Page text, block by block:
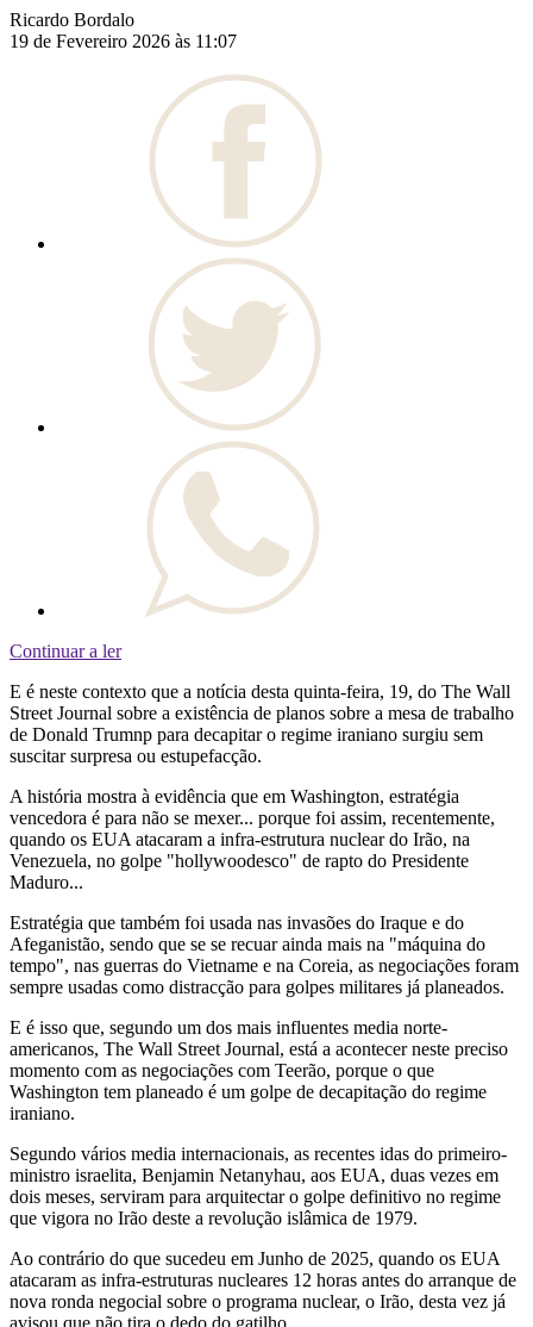
Ricardo Bordalo
19 de Fevereiro 2026 às 11:07
Continuar a ler
E é neste contexto que a notícia desta quinta-feira, 19, do The Wall
Street Journal sobre a existência de planos sobre a mesa de trabalho
de Donald Trumnp para decapitar o regime iraniano surgiu sem
suscitar surpresa ou estupefacção.
A história mostra à evidência que em Washington, estratégia
vencedora é para não se mexer... porque foi assim, recentemente,
quando os EUA atacaram a infra-estrutura nuclear do Irão, na
Venezuela, no golpe "hollywoodesco" de rapto do Presidente
Maduro...
Estratégia que também foi usada nas invasões do Iraque e do
Afeganistão, sendo que se se recuar ainda mais na "máquina do
tempo", nas guerras do Vietname e na Coreia, as negociações foram
sempre usadas como distracção para golpes militares já planeados.
E é isso que, segundo um dos mais influentes media norte-
americanos, The Wall Street Journal, está a acontecer neste preciso
momento com as negociações com Teerão, porque o que
Washington tem planeado é um golpe de decapitação do regime
iraniano.
Segundo vários media internacionais, as recentes idas do primeiro-
ministro israelita, Benjamin Netanyhau, aos EUA, duas vezes em
dois meses, serviram para arquitectar o golpe definitivo no regime
que vigora no Irão deste a revolução islâmica de 1979.
Ao contrário do que sucedeu em Junho de 2025, quando os EUA
atacaram as infra-estruturas nucleares 12 horas antes do arranque de
nova ronda negocial sobre o programa nuclear, o Irão, desta vez já
avisou que não tira o dedo do gatilho...